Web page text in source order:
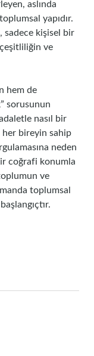
aslında
yapıdır.
sadece kişisel bir
ve
hem de
sorusunun
nasıl bir
her bireyin sahip
neden
coğrafi konumla
ve
toplumsal